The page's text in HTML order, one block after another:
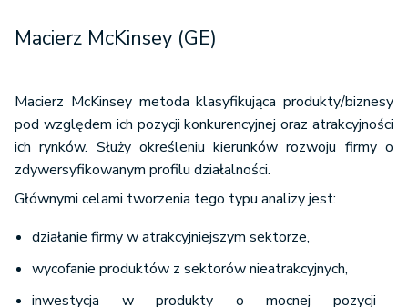
Macierz McKinsey (GE)
Macierz McKinsey metoda klasyfikująca produkty/biznesy
pod względem ich pozycji konkurencyjnej oraz atrakcyjności
ich rynków. Służy określeniu kierunków rozwoju firmy o
zdywersyfikowanym profilu działalności.
Głównymi celami tworzenia tego typu analizy jest:
działanie firmy w atrakcyjniejszym sektorze,
wycofanie produktów z sektorów nieatrakcyjnych,
inwestycja w produkty o mocnej pozycji